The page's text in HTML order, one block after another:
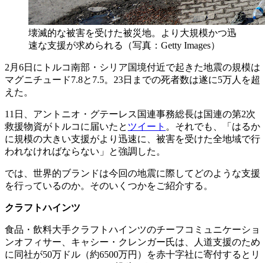
壊滅的な被害を受けた被災地。より大規模かつ迅
速な支援が求められる（写真：Getty Images）
2月6日にトルコ南部・シリア国境付近で起きた地震の規模は
マグニチュード7.8と7.5。23日までの死者数は遂に5万人を超
えた。
11日、アントニオ・グテーレス国連事務総長は国連の第2次
救援物資がトルコに届いたと ツイート 。それでも、「はるか
に規模の大きい支援がより迅速に、被害を受けた全地域で行
われなければならない」と強調した。
では、世界的ブランドは今回の地震に際してどのような支援
を行っているのか。そのいくつかをご紹介する。
クラフトハインツ
食品・飲料大手クラフトハインツのチーフコミュニケーショ
ンオフィサー、キャシー・クレンガー氏は、人道支援のため
に同社が50万ドル（約6500万円）を赤十字社に寄付するとリ